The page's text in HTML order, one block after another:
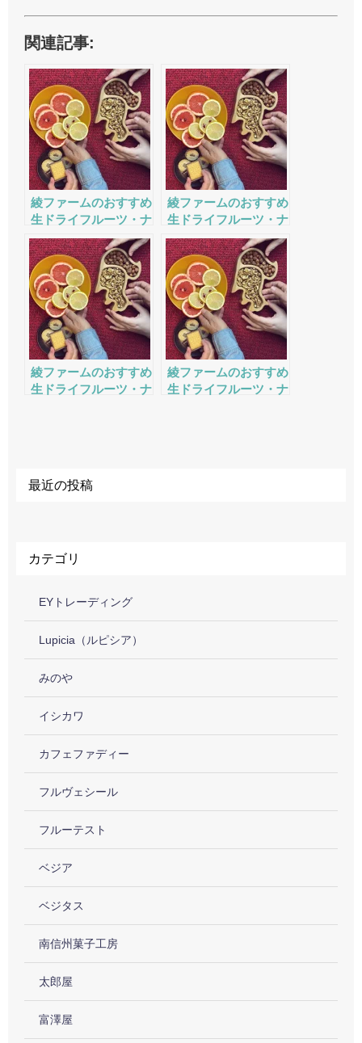
関連記事:
綾ファームのおすすめ
生ドライフルーツ・ナ
ッツの評判・口コミ・
サービスをチェック
綾ファームのおすすめ
生ドライフルーツ・ナ
ッツの評判・口コミ・
サービスをチェック
綾ファームのおすすめ
生ドライフルーツ・ナ
綾ファームのおすすめ
生ドライフルーツ・ナ
最近の投稿
カテゴリ
EYトレーディング
Lupicia（ルピシア）
みのや
イシカワ
カフェファディー
フルヴェシール
フルーテスト
ベジア
ベジタス
南信州菓子工房
太郎屋
富澤屋